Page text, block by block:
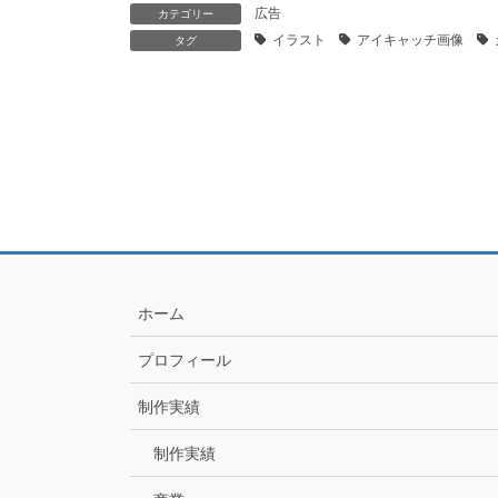
カテゴリー 広告
タグ イラスト アイキャッチ画像
ホーム
プロフィール
制作実績
制作実績